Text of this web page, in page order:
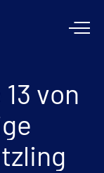
13 von